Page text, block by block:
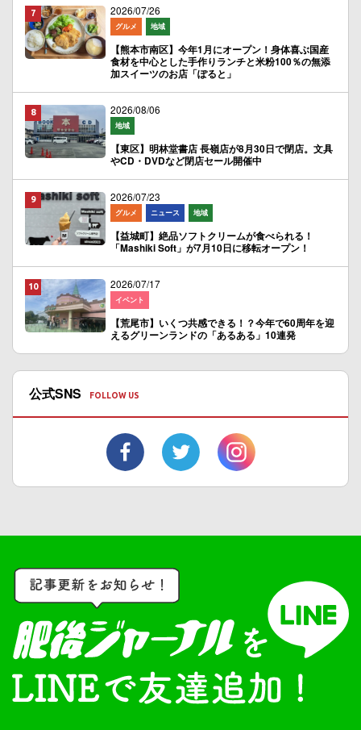
2026/07/26
グルメ 地域
【熊本市南区】今年1月にオープン！身体喜ぶ国産
食材を中心とした手作りランチと米粉100％の無添
加スイーツのお店「ぽると」
2026/08/06
地域
【東区】明林堂書店 長嶺店が8月30日で閉店。文具
やCD・DVDなど閉店セール開催中
2026/07/23
グルメ ニュース 地域
【益城町】絶品ソフトクリームが食べられる！
「Mashiki Soft」が7月10日に移転オープン！
2026/07/17
イベント
【荒尾市】いくつ共感できる！？今年で60周年を迎
えるグリーンランドの「あるある」10連発
公式SNS